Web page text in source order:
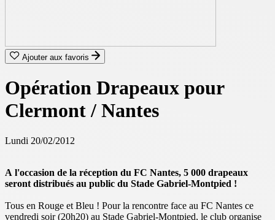
Ajouter aux favoris
Opération Drapeaux pour
Clermont / Nantes
Lundi 20/02/2012
A l'occasion de la réception du FC Nantes, 5 000 drapeaux
seront distribués au public du Stade Gabriel-Montpied !
Tous en Rouge et Bleu ! Pour la rencontre face au FC Nantes ce
vendredi soir (20h20) au Stade Gabriel-Montpied, le club organise